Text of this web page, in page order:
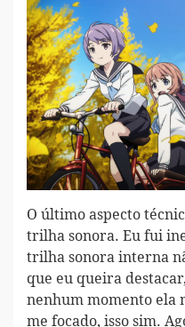
O último aspecto
trilha sonora. Eu fui
trilha sonora interna
que eu queira
nenhum momento ela
me focado, isso sim.